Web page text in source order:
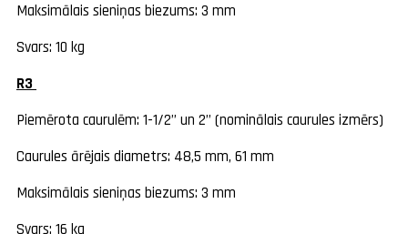
Maksimālais sieniņas biezums: 3 mm
Svars: 10 kg
R3
Piemērota caurulēm: 1-1/2” un 2” (nominālais caurules izmērs)
Caurules ārējais diametrs: 48,5 mm, 61 mm
Maksimālais sieniņas biezums: 3 mm
Svars: 16 kg